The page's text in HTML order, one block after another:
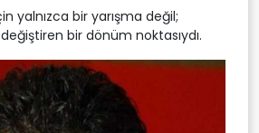
yalnızca bir yarışma değil;
bir dönüm noktasıydı.